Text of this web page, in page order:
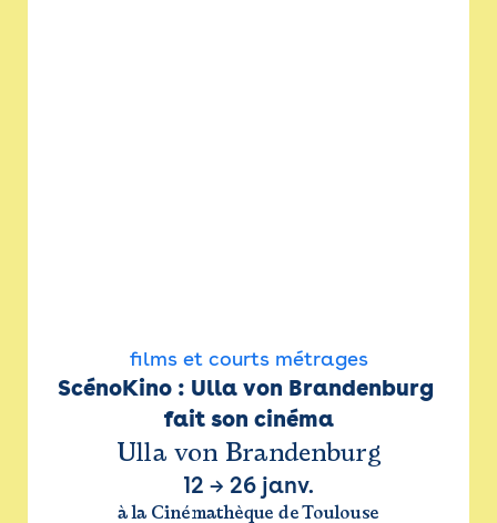
films et courts métrages
ScénoKino : Ulla von Brandenburg
fait son cinéma
Ulla von Brandenburg
12 → 26 janv.
à la Cinémathèque de Toulouse